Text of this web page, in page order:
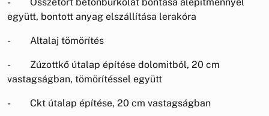
együtt, bontott anyag elszállítása lerakóra
- Altalaj tömörítés
- Zúzottkő útalap építése dolomitból, 20 cm
vastagságban, tömörítéssel együtt
- Ckt útalap építése, 20 cm vastagságban